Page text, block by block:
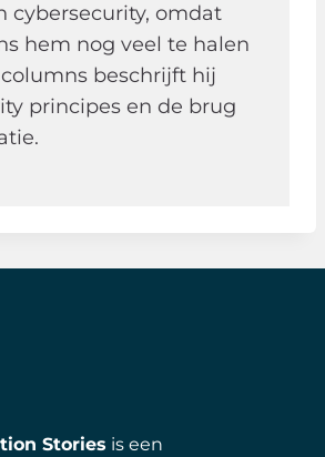
cybersecurity, omdat
hem nog veel te halen
beschrijft hij
principes en de brug
Stories is een